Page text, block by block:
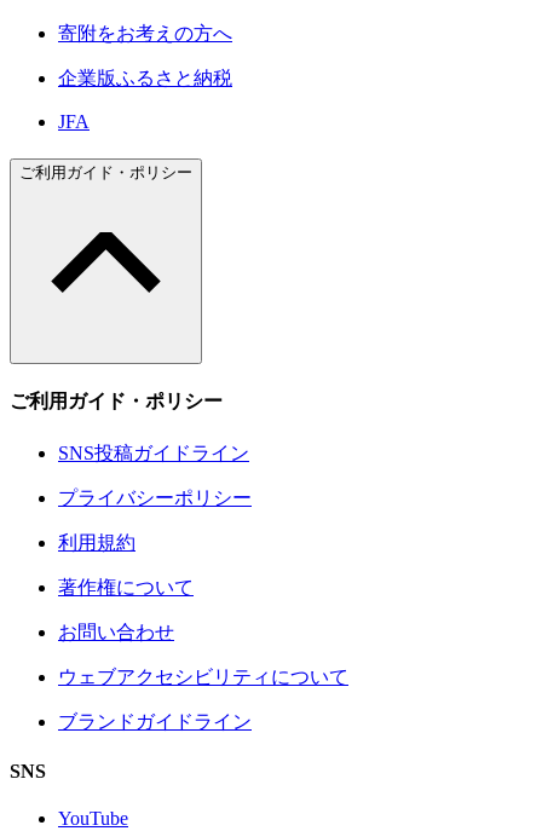
寄附をお考えの方へ
企業版ふるさと納税
JFA
ご利用ガイド・ポリシー
ご利用ガイド・ポリシー
SNS投稿ガイドライン
プライバシーポリシー
利用規約
著作権について
お問い合わせ
ウェブアクセシビリティについて
ブランドガイドライン
SNS
YouTube